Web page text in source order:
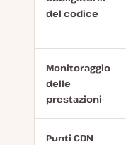
del codice
Monitoraggio
delle
prestazioni
Punti CDN